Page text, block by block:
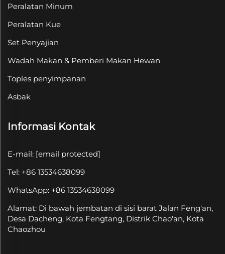
Peralatan Minum
Peralatan Kue
Set Penyajian
Wadah Makan & Pemberi Makan Hewan
Toples penyimpanan
Asbak
Informasi Kontak
E-mail: [email protected]
Tel: +86 13534638099
WhatsApp: +86 13534638099
Alamat: Di bawah jembatan di sisi barat Jalan Feng'an,
Desa Dacheng, Kota Fengtang, Distrik Chao'an, Kota
Chaozhou